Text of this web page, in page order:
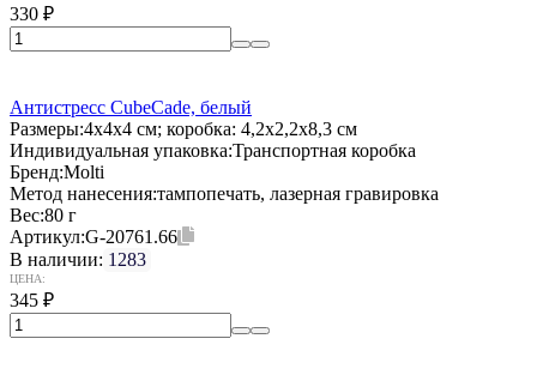
330 ₽
Антистресс CubeCade, белый
Размеры:4х4х4 см; коробка: 4,2x2,2x8,3 см
Индивидуальная упаковка:Транспортная коробка
Бренд:Molti
Метод нанесения:тампопечать, лазерная гравировка
Вес:80 г
Артикул:G-20761.66
В наличии: 1283
ЦЕНА:
345 ₽